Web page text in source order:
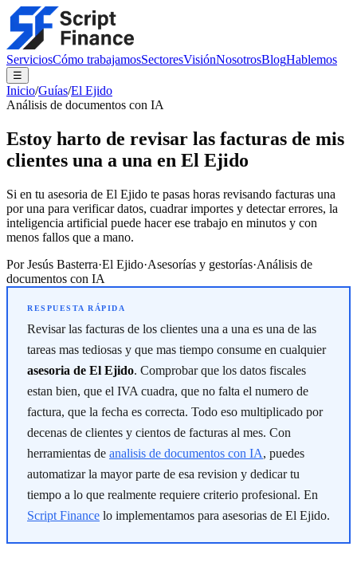
ServiciosCómo trabajamosSectoresVisiónNosotrosBlogHablemos
☰
Inicio/Guías/El Ejido
Análisis de documentos con IA
Estoy harto de revisar las facturas de mis
clientes una a una en El Ejido
Si en tu asesoria de El Ejido te pasas horas revisando facturas una
por una para verificar datos, cuadrar importes y detectar errores, la
inteligencia artificial puede hacer ese trabajo en minutos y con
menos fallos que a mano.
PorJesús Basterra·El Ejido·Asesorías y gestorías·Análisis de
documentos con IA
Revisar las facturas de los clientes una a una es una de las
tareas mas tediosas y que mas tiempo consume en cualquier
asesoria de El Ejido. Comprobar que los datos fiscales
estan bien, que el IVA cuadra, que no falta el numero de
factura, que la fecha es correcta. Todo eso multiplicado por
decenas de clientes y cientos de facturas al mes. Con
herramientas de analisis de documentos con IA, puedes
automatizar la mayor parte de esa revision y dedicar tu
tiempo a lo que realmente requiere criterio profesional. En
Script Finance lo implementamos para asesorias de El Ejido.